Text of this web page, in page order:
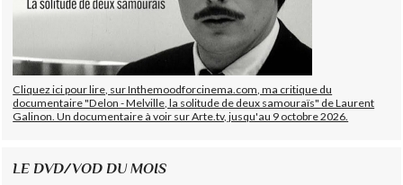
Cliquez ici pour lire, sur Inthemoodforcinema.com, ma critique du
documentaire "Delon - Melville, la solitude de deux samouraïs" de Laurent
Galinon. Un documentaire à voir sur Arte.tv, jusqu'au 9 octobre 2026.
LE DVD/VOD DU MOIS